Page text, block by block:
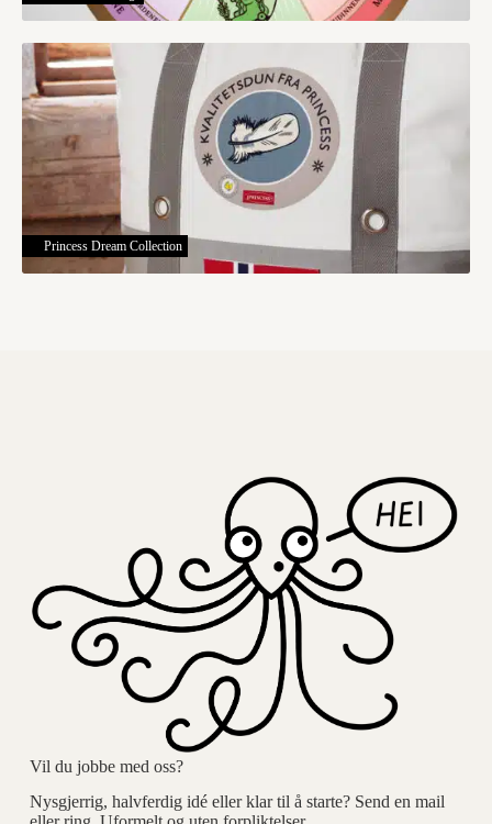
Princess Dream Collection
Vil du jobbe med oss?
Nysgjerrig, halvferdig idé eller klar til å starte? Send en mail